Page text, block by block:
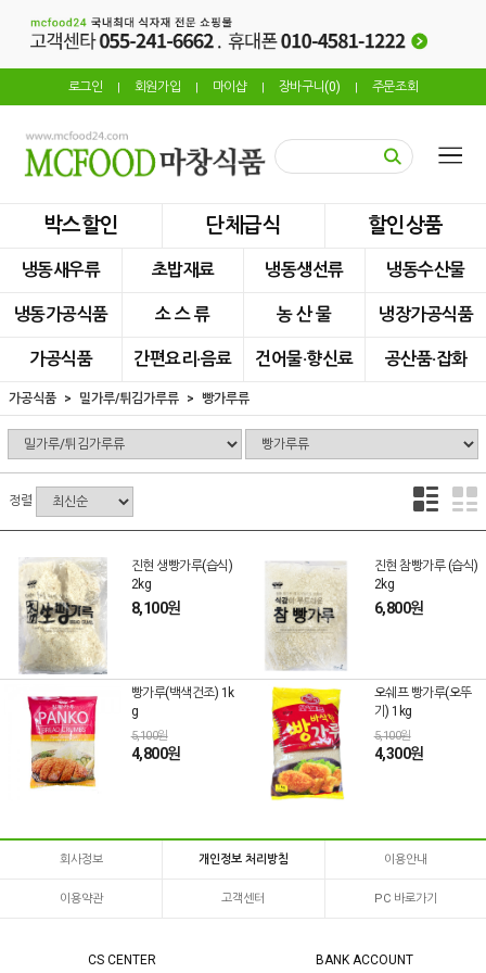
로그인 회원가입 마이샵 장바구니(0) 주문조회
박스할인 단체급식 할인상품
냉동새우류 초밥재료 냉동생선류 냉동수산물
냉동가공식품 소 스 류 농 산 물 냉장가공식품
가공식품 간편요리·음료 건어물·향신료 공산품·잡화
가공식품 밀가루/튀김가루류 빵가루류
정렬
진현 생빵가루(습식)
2kg
8,100원
진현 참빵가루 (습식)
2kg
6,800원
빵가루(백색건조) 1k
g
5,100원
4,800원
오쉐프 빵가루(오뚜
기) 1kg
5,100원
4,300원
회사정보 개인정보 처리방침 이용안내
이용약관 고객센터 PC 바로가기
CS CENTER BANK ACCOUNT